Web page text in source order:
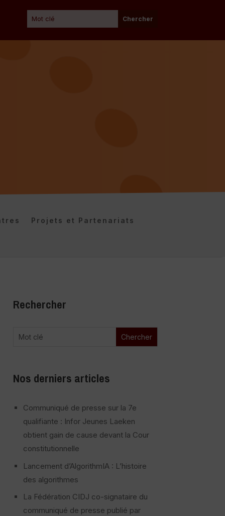
Projets et Partenariats
Rechercher
Nos derniers articles
Communiqué de presse sur la 7e
qualifiante : Infor Jeunes Laeken
obtient gain de cause devant la Cour
constitutionnelle
Lancement d’AlgorithmIA : L’histoire
des algorithmes
La Fédération CIDJ co-signataire du
communiqué de presse publié par